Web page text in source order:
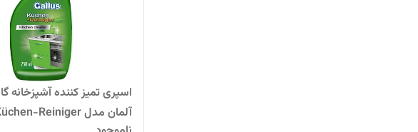
اسپری تمیز کننده آشپزخانه
آلمان مدل Küchen-Reiniger